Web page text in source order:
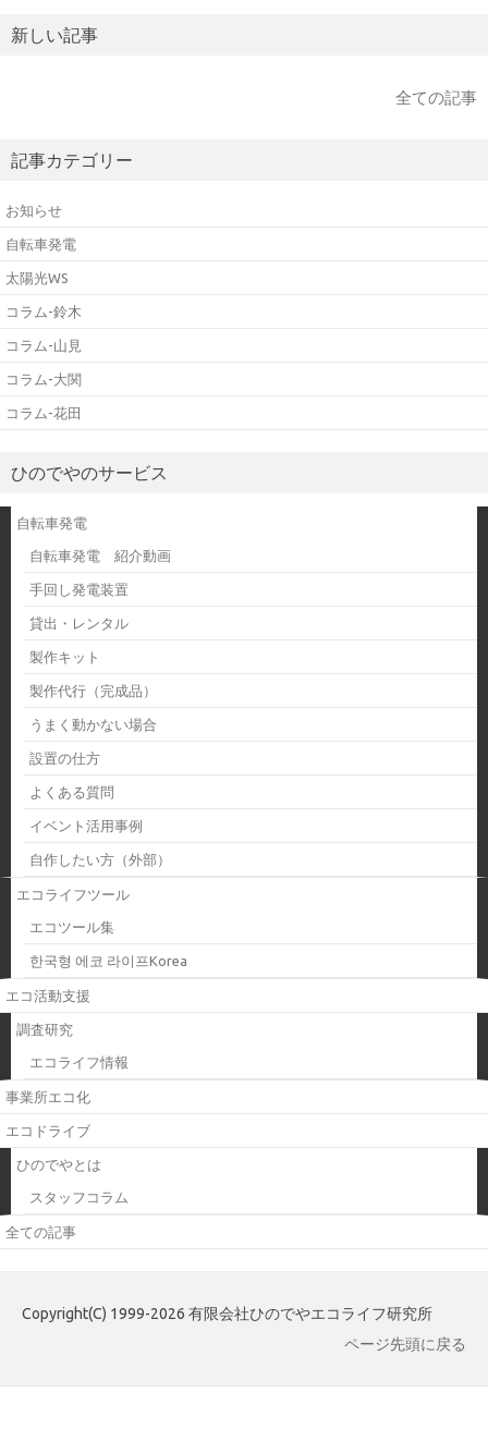
新しい記事
全ての記事
記事カテゴリー
お知らせ
自転車発電
太陽光WS
コラム-鈴木
コラム-山見
コラム-大関
コラム-花田
ひのでやのサービス
自転車発電
自転車発電 紹介動画
手回し発電装置
貸出・レンタル
製作キット
製作代行（完成品）
うまく動かない場合
設置の仕方
よくある質問
イベント活用事例
自作したい方（外部）
エコライフツール
エコツール集
한국형 에코 라이프Korea
エコ活動支援
調査研究
エコライフ情報
事業所エコ化
エコドライブ
ひのでやとは
スタッフコラム
全ての記事
Copyright(C) 1999-2026 有限会社ひのでやエコライフ研究所
ページ先頭に戻る